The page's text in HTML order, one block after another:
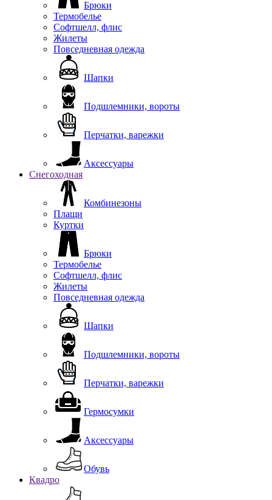
Брюки
Термобелье
Софтшелл, флис
Жилеты
Повседневная одежда
Шапки
Подшлемники, вороты
Перчатки, варежки
Аксессуары
Снегоходная
Комбинезоны
Плащи
Куртки
Брюки
Термобелье
Софтшелл, флис
Жилеты
Повседневная одежда
Шапки
Подшлемники, вороты
Перчатки, варежки
Гермосумки
Аксессуары
Обувь
Квадро